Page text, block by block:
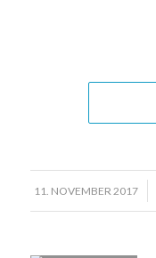
11. NOVEMBER 2017
/